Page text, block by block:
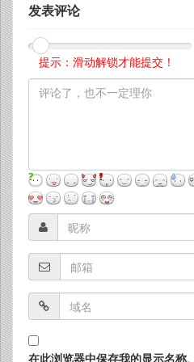
发表评论
提示：滑动解锁才能提交！
在此浏览器中保存我的显示名称